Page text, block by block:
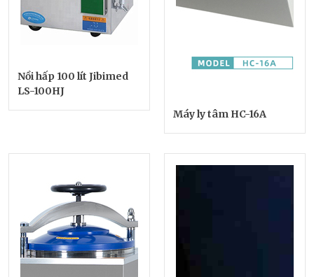
Nồi hấp 100 lít Jibimed
LS-100HJ
Máy ly tâm HC-16A